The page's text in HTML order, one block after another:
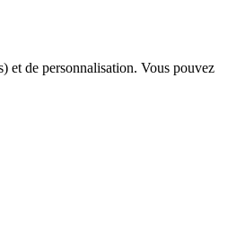
et de personnalisation. Vous pouvez